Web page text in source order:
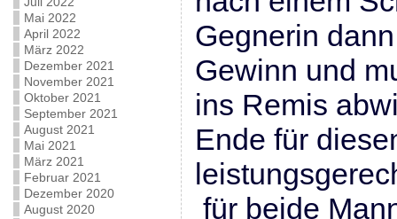
Mai 2022
April 2022
März 2022
Dezember 2021
November 2021
Oktober 2021
September 2021
August 2021
Mai 2021
März 2021
Februar 2021
Dezember 2020
August 2020
Gegnerin
Gewinn und
ins Remis
Ende für
für beide